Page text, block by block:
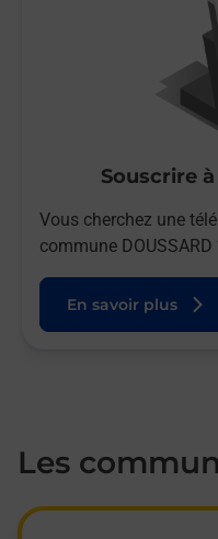
Souscrire
Vous cherchez une
commune
En savoir plus
Les